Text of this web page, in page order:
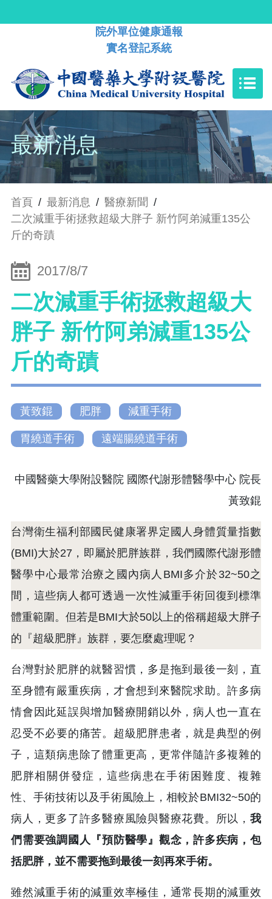
院外單位健康通報
實名登記系統
最新消息
首頁 / 最新消息 / 醫療新聞 /
二次減重手術拯救超級大胖子 新竹阿弟減重135公
斤的奇蹟
2017/8/7
二次減重手術拯救超級大
胖子 新竹阿弟減重135公
斤的奇蹟
黃致錕 肥胖 減重手術
胃繞道手術 遠端腸繞道手術
中國醫藥大學附設醫院 國際代謝形體醫學中心 院長
黃致錕
台灣衛生福利部國民健康署界定國人身體質量指數
(BMI)大於27，即屬於肥胖族群，我們國際代謝形體
醫學中心最常治療之國內病人BMI多介於32~50之
間，這些病人都可透過一次性減重手術回復到標準
體重範圍。但若是BMI大於50以上的俗稱超級大胖子
的『超級肥胖』族群，要怎麼處理呢？
台灣對於肥胖的就醫習慣，多是拖到最後一刻，直
至身體有嚴重疾病，才會想到來醫院求助。許多病
情會因此延誤與增加醫療開銷以外，病人也一直在
忍受不必要的痛苦。超級肥胖患者，就是典型的例
子，這類病患除了體重更高，更常伴隨許多複雜的
肥胖相關併發症，這些病患在手術困難度、複雜
性、手術技術以及手術風險上，相較於BMI32~50的
病人，更多了許多醫療風險與醫療花費。所以， 我
們需要強調國人『預防醫學』觀念，許多疾病，包
括肥胖，並不需要拖到最後一刻再來手術。
雖然減重手術的減重效率極佳，通常長期的減重效